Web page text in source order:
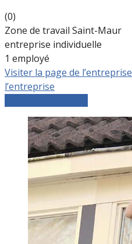
(0)
Zone de travail Saint-Maur
entreprise individuelle
1 employé
Visiter la page de l’entreprise
l’entreprise